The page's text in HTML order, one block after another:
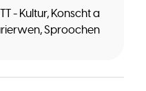
- Kultur, Konscht a
Sproochen